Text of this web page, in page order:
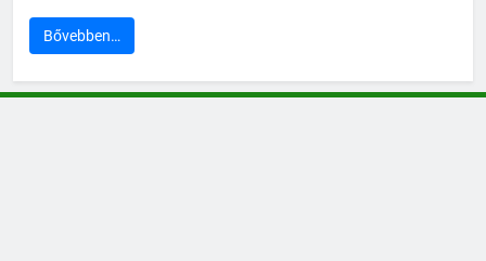
Bővebben…